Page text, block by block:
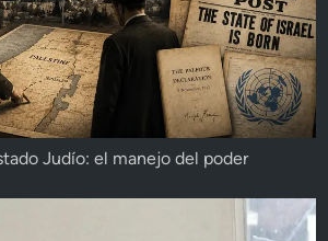
Judío: el manejo del poder